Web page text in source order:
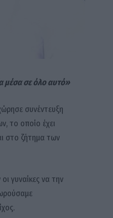
μέσα σε όλο αυτό»
συνέντευξη
το οποίο έχει
στο ζήτημα των
γυναίκες να την